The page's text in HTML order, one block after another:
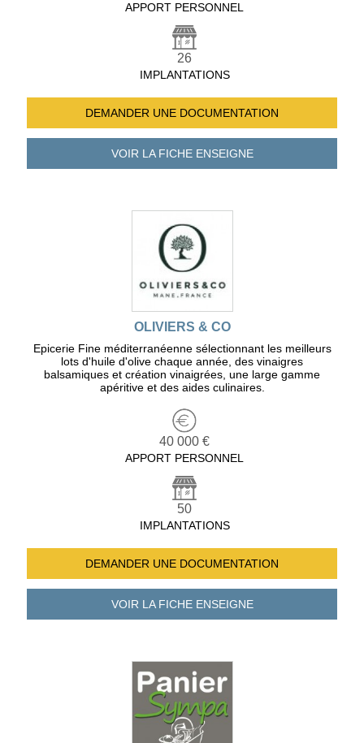
APPORT PERSONNEL
26
IMPLANTATIONS
DEMANDER UNE DOCUMENTATION
VOIR LA FICHEENSEIGNE
OLIVIERS & CO
Epicerie Fine méditerranéenne sélectionnant les meilleurs
lots d'huile d'olive chaque année, des vinaigres
balsamiques et création vinaigrées, une large gamme
apéritive et des aides culinaires.
40 000 €
APPORT PERSONNEL
50
IMPLANTATIONS
DEMANDER UNE DOCUMENTATION
VOIR LA FICHEENSEIGNE